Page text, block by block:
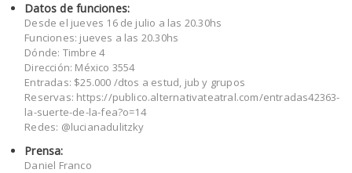
Datos de funciones:
Desde el jueves 16 de julio a las 20.30hs
Funciones: jueves a las 20.30hs
Dónde: Timbre 4
Dirección: México 3554
Entradas: $25.000 /dtos a estud, jub y grupos
Reservas: https://publico.alternativateatral.com/entradas42363-
la-suerte-de-la-fea?o=14
Redes: @lucianadulitzky
Prensa:
Daniel Franco